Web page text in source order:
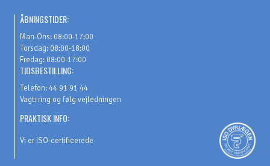
indhold
ÅBNINGSTIDER:
Man-Ons: 08:00-17:00
Torsdag: 08:00-18:00
Fredag: 08:00-17:00
TIDSBESTILLING:
Telefon: 44 91 91 44
Vagt: ring og følg vejledningen
PRAKTISK INFO:
Vi er ISO-certificerede